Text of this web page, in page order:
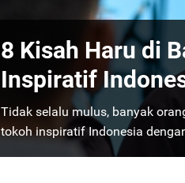
Kata-Kata
Kesuksesan bukan hanya
kata inspirasi dari orang